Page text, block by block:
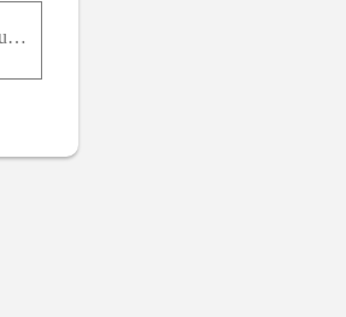
Todos sabem que a temperatura do ar se eleva quando ele é comprimido. Um inventor pensou em usar esse ar de alta temperatura para aquecer prédios. Ele usou um compressor operado por um motor elétrico.